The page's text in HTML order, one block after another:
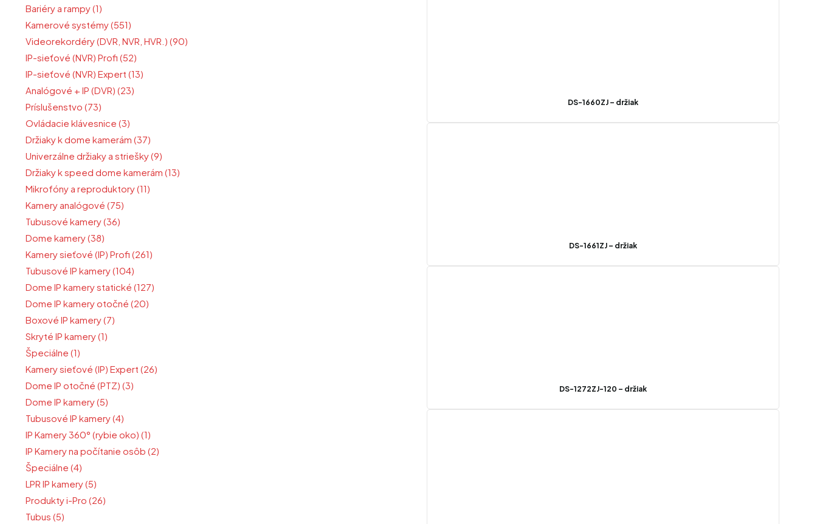
Bariéry a rampy (1)
Kamerové systémy (551)
Videorekordéry (DVR, NVR, HVR.) (90)
IP-sieťové (NVR) Profi (52)
IP-sieťové (NVR) Expert (13)
Analógové + IP (DVR) (23)
Príslušenstvo (73)
Ovládacie klávesnice (3)
Držiaky k dome kamerám (37)
Univerzálne držiaky a striešky (9)
Držiaky k speed dome kamerám (13)
Mikrofóny a reproduktory (11)
Kamery analógové (75)
Tubusové kamery (36)
Dome kamery (38)
Kamery sieťové (IP) Profi (261)
Tubusové IP kamery (104)
Dome IP kamery statické (127)
Dome IP kamery otočné (20)
Boxové IP kamery (7)
Skryté IP kamery (1)
Špeciálne (1)
Kamery sieťové (IP) Expert (26)
Dome IP otočné (PTZ) (3)
Dome IP kamery (5)
Tubusové IP kamery (4)
IP Kamery 360° (rybie oko) (1)
IP Kamery na počítanie osôb (2)
Špeciálne (4)
LPR IP kamery (5)
Produkty i-Pro (26)
Tubus (5)
DS-1660ZJ – držiak
DS-1661ZJ – držiak
DS-1272ZJ-120 – držiak